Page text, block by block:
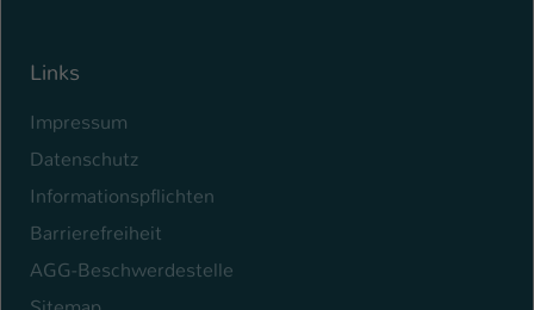
Links
Impressum
Datenschutz
Informationspflichten
Barrierefreiheit
AGG-Beschwerdestelle